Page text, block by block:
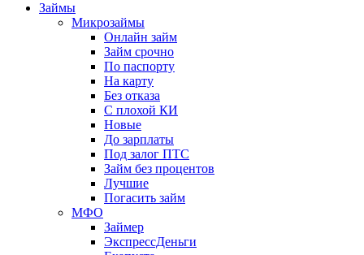
Займы
Микрозаймы
Онлайн займ
Займ срочно
По паспорту
На карту
Без отказа
С плохой КИ
Новые
До зарплаты
Под залог ПТС
Займ без процентов
Лучшие
Погасить займ
МФО
Займер
ЭкспрессДеньги